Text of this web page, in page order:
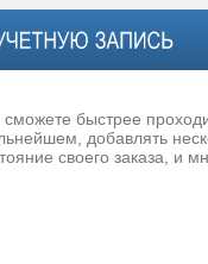
быстрее
добавлять
своего заказа, и